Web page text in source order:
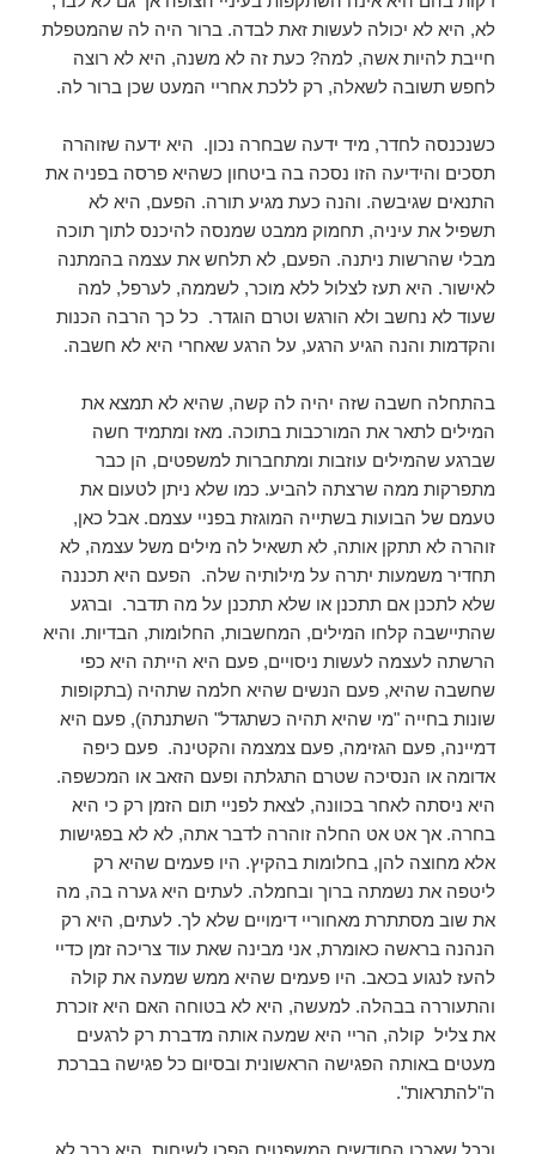
לא, היא לא יכולה לעשות זאת לבדה. ברור היה לה שהמטפלת
חייבת להיות אשה, למה? כעת זה לא משנה, היא לא רוצה
לחפש תשובה לשאלה, רק ללכת אחריי המעט שכן ברור לה.
כשנכנסה לחדר, מיד ידעה שבחרה נכון. היא ידעה שזוהרה
תסכים והידיעה הזו נסכה בה ביטחון כשהיא פרסה בפניה את
התנאים שגיבשה. והנה כעת מגיע תורה. הפעם, היא לא
תשפיל את עיניה, תחמוק ממבט שמנסה להיכנס לתוך תוכה
מבלי שהרשות ניתנה. הפעם, לא תלחש את עצמה בהמתנה
לאישור. היא תעז לצלול ללא מוכר, לשממה, לערפל, למה
שעוד לא נחשב ולא הורגש וטרם הוגדר. כל כך הרבה הכנות
והקדמות והנה הגיע הרגע, על הרגע שאחרי היא לא חשבה.
בהתחלה חשבה שזה יהיה לה קשה, שהיא לא תמצא את
המילים לתאר את המורכבות בתוכה. מאז ומתמיד חשה
שברגע שהמילים עוזבות ומתחברות למשפטים, הן כבר
מתפרקות ממה שרצתה להביע. כמו שלא ניתן לטעום את
טעמם של הבועות בשתייה המוגזת בפניי עצמם. אבל כאן,
זוהרה לא תתקן אותה, לא תשאיל לה מילים משל עצמה, לא
תחדיר משמעות יתרה על מילותיה שלה. הפעם היא תכננה
שלא לתכנן אם תתכנן או שלא תתכנן על מה תדבר. וברגע
שהתיישבה קלחו המילים, המחשבות, החלומות, הבדיות. והיא
הרשתה לעצמה לעשות ניסויים, פעם היא הייתה היא כפי
שחשבה שהיא, פעם הנשים שהיא חלמה שתהיה (בתקופות
שונות בחייה "מי שהיא תהיה כשתגדל" השתנתה), פעם היא
דמיינה, פעם הגזימה, פעם צמצמה והקטינה. פעם כיפה
אדומה או הנסיכה שטרם התגלתה ופעם הזאב או המכשפה.
היא ניסתה לאחר בכוונה, לצאת לפניי תום הזמן רק כי היא
בחרה. אך אט אט החלה זוהרה לדבר אתה, לא לא בפגישות
אלא מחוצה להן, בחלומות בהקיץ. היו פעמים שהיא רק
ליטפה את נשמתה ברוך ובחמלה. לעתים היא גערה בה, מה
את שוב מסתתרת מאחוריי דימויים שלא לך. לעתים, היא רק
הנהנה בראשה כאומרת, אני מבינה שאת עוד צריכה זמן כדיי
להעז לנגוע בכאב. היו פעמים שהיא ממש שמעה את קולה
והתעוררה בבהלה. למעשה, היא לא בטוחה האם היא זוכרת
את צליל קולה, הריי היא שמעה אותה מדברת רק לרגעים
מעטים באותה הפגישה הראשונית ובסיום כל פגישה בברכת
ה"להתראות".
וככל שארכו החודשים המשפטים הפכו לשיחות. היא כבר לא